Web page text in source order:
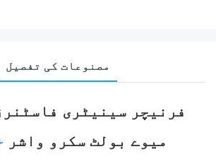
مصنوعات کی تفصیل
فرنیچر سینیٹری
میوے بولٹ سکرو واشر